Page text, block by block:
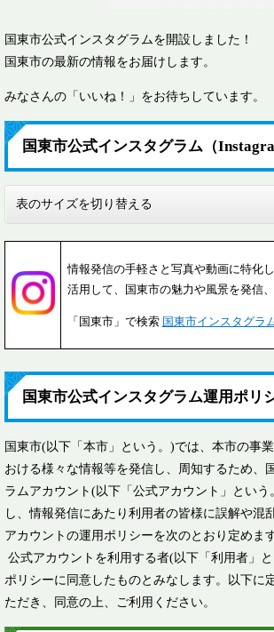
国東市公式インスタグラムを開設しました！
国東市の最新の情報をお届けします。
みなさんの「いいね！」をお待ちしています。
国東市公式インスタグラム（
表のサイズを切り替える
情報発信の手軽さと写真や動画に特化
活用して、国東市の魅力や風景を発信、
「国東市」で検索 国東市インスタグラ
国東市公式インスタグラム運用ポリ
国東市(以下「本市」という。)では、本市の事
おける様々な情報等を発信し、周知するため、
ラムアカウント(以下「公式アカウント」という
し、情報発信にあたり利用者の皆様に誤解や混
アカウントの運用ポリシーを次のとおり定めます
公式アカウントを利用する者(以下「利用者」
ポリシーに同意したものとみなします。以下に
ただき、同意の上、ご利用ください。​